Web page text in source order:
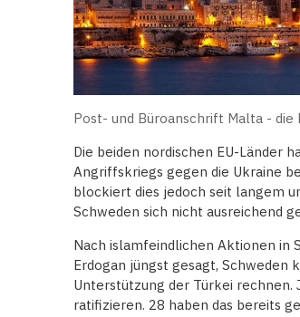
Post- und Büroanschrift Malta -
Die beiden nordischen EU-Länder
Angriffskriegs gegen die Ukraine
blockiert dies jedoch seit langem
Schweden sich nicht ausreichend
Nach islamfeindlichen Aktionen in
Erdogan jüngst gesagt, Schweden
Unterstützung der Türkei
ratifizieren. 28 haben das bereits